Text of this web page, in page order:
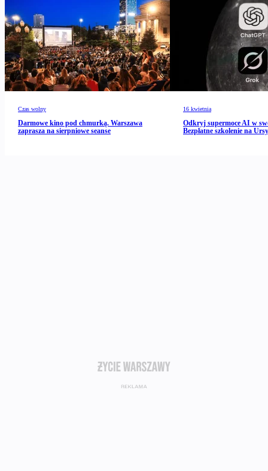
Czas wolny
Darmowe kino pod chmurką. Warszawa
zaprasza na sierpniowe seanse
16 kwietnia
Odkryj supermoce AI w
Bezpłatne szkolenie na